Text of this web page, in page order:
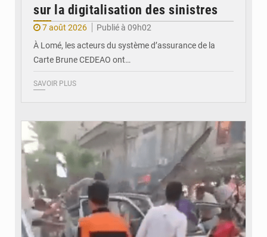
sur la digitalisation des sinistres
7 août 2026
Publié à 09h02
À Lomé, les acteurs du système d’assurance de la
Carte Brune CEDEAO ont…
SAVOIR PLUS